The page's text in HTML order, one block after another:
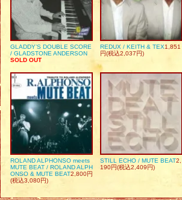
GLADDY’S DOUBLE SCORE
/ GLADSTONE ANDERSON
SOLD OUT
REDUX / KEITH & TEX1,851
円(税込2,037円)
ROLAND ALPHONSO meets
MUTE BEAT / ROLAND ALPH
ONSO & MUTE BEAT2,800円
(税込3,080円)
STILL ECHO / MUTE BEAT2,
190円(税込2,409円)